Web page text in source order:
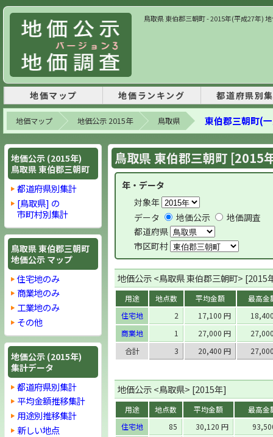
鳥取県 東伯郡三朝町 - 2015年(平成27年)
地価マップ 地価ランキング 都道府県別
地価マップ 地価公示 2015年 鳥取県 東伯郡三朝町(
地価公示 (2015年)
鳥取県 東伯郡三朝町
都道府県別集計
[鳥取県] の
市町村別集計
鳥取県 東伯郡三朝町
地価公示 マップ
住宅地のみ
商業地のみ
工業地のみ
その他
地価公示 (2015年)
集計データ
都道府県別集計
平均金額推移集計
用途別推移集計
新しい地点
鳥取県 東伯郡三朝町 [2015
年・データ
対象年
データ
地価公示
地価調査
都道府県
市区町村
地価公示 <鳥取県 東伯郡三朝町> [2015
用途 地点数 平均金額
最高金
住宅地
2 17,100 円
商業地
1 27,000 円
合計
3 20,400 円
地価公示 <鳥取県> [2015年]
用途 地点数 平均金額
最高金
住宅地
85 30,120 円